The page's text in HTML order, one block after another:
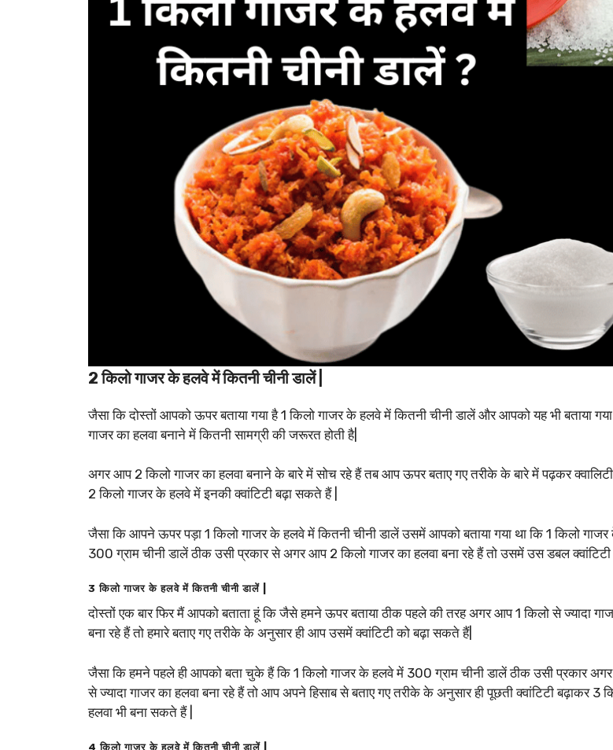
2 किलो गाजर के हलवे में कितनी चीनी डालें |
जैसा कि दोस्तों आपको ऊपर बताया गया है 1 किलो गाजर के हलवे में कितनी चीनी डालें और आपको यह भी बताया
गाजर का हलवा बनाने में कितनी सामग्री की जरूरत होती है|
अगर आप 2 किलो गाजर का हलवा बनाने के बारे में सोच रहे हैं तब आप ऊपर बताए गए तरीके के बारे में पढ़कर
2 किलो गाजर के हलवे में इनकी क्वांटिटी बढ़ा सकते हैं |
जैसा कि आपने ऊपर पड़ा 1 किलो गाजर के हलवे में कितनी चीनी डालें उसमें आपको बताया गया था कि 1 किलो
300 ग्राम चीनी डालें ठीक उसी प्रकार से अगर आप 2 किलो गाजर का हलवा बना रहे हैं तो उसमें उस डबल क्वांटिटी
3 किलो गाजर के हलवे में कितनी चीनी डालें |
दोस्तों एक बार फिर मैं आपको बताता हूं कि जैसे हमने ऊपर बताया ठीक पहले की तरह अगर आप 1 किलो से ज्यादा
बना रहे हैं तो हमारे बताए गए तरीके के अनुसार ही आप उसमें क्वांटिटी को बढ़ा सकते हैं|
जैसा कि हमने पहले ही आपको बता चुके हैं कि 1 किलो गाजर के हलवे में 300 ग्राम चीनी डालें ठीक उसी प्रकार
से ज्यादा गाजर का हलवा बना रहे हैं तो आप अपने हिसाब से बताए गए तरीके के अनुसार ही पूछती क्वांटिटी बढ़ाकर 3
हलवा भी बना सकते हैं |
4 किलो गाजर के हलवे में कितनी चीनी डालें |